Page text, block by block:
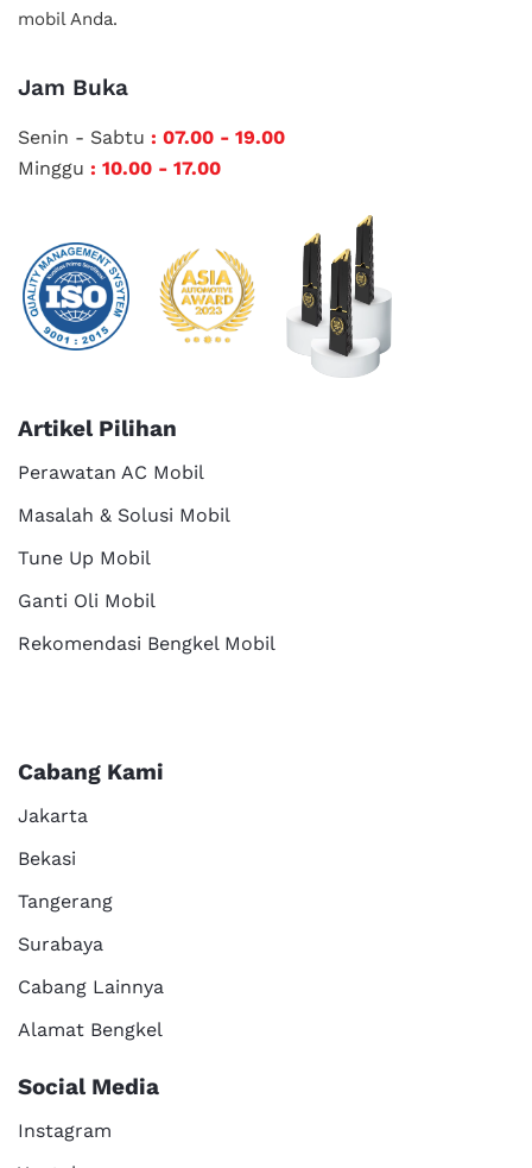
mobil Anda.
Jam Buka
Senin - Sabtu : 07.00 - 19.00
Minggu : 10.00 - 17.00
Artikel Pilihan
Perawatan AC Mobil
Masalah & Solusi Mobil
Tune Up Mobil
Ganti Oli Mobil
Rekomendasi Bengkel Mobil
Cabang Kami
Jakarta
Bekasi
Tangerang
Surabaya
Cabang Lainnya
Alamat Bengkel
Social Media
Instagram